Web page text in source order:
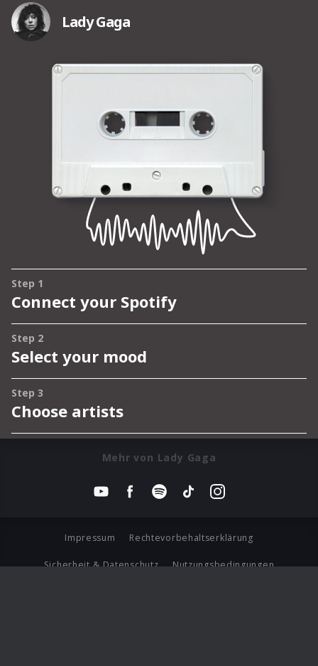
Mehr von Lady Gaga
Impressum Rechtevorbehaltserklärung
Sicherheit & Datenschutz Nutzungsbedingungen